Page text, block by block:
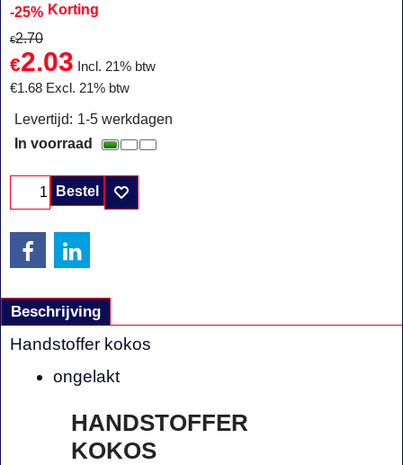
-25% Korting
€2.70
€2.03
Incl. 21% btw
€1.68 Excl. 21% btw
Levertijd: 1-5 werkdagen
In voorraad
Bestel
Beschrijving
Handstoffer kokos
ongelakt
HANDSTOFFER
KOKOS